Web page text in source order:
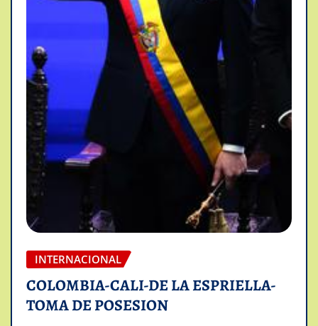
INTERNACIONAL
COLOMBIA-CALI-DE LA ESPRIELLA-
TOMA DE POSESION